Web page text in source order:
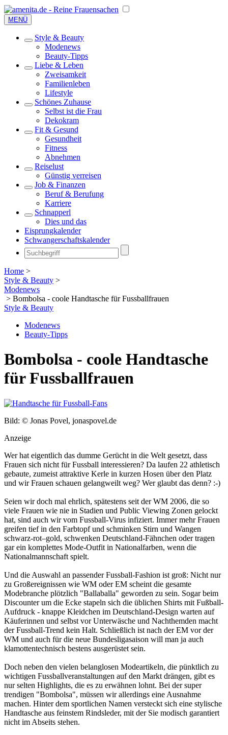
MENÜ
Style & Beauty
Modenews
Beauty-Tipps
Liebe & Leben
Zweisamkeit
Familienleben
Lifestyle
Schönes Zuhause
Selbst ist die Frau
Dekokram
Fit & Gesund
Gesundheit
Fitness
Abnehmen
Reiselust
Günstig verreisen
Job & Finanzen
Beruf & Berufung
Karriere
Schnapperl
Dies und das
Eisprungkalender
Schwangerschaftskalender
Home >
Style & Beauty >
Modenews
> Bombolsa - coole Handtasche für Fussballfrauen
Style & Beauty
Modenews
Beauty-Tipps
Bombolsa - coole Handtasche
für Fussballfrauen
Bild: © Jonas Povel, jonaspovel.de
Anzeige
Wer hat eigentlich das dumme Gerücht in die Welt gesetzt, dass
Frauen sich nicht für Fussball interessieren? Da laufen 22 athletisch
gebaute, zumeist attraktive Kerle in kurzen Hosen über den Platz
und wir Frauen schauen gelangweilt weg? Wer glaubt das denn? :-)
Seien wir doch mal ehrlich, spätestens seit der WM 2006, die so
viele Frauen wie nie in Stadien und Public Viewing Zonen gelockt
hat, sind auch wir vom Fussball-Virus infiziert. Immer mehr Frauen
greifen tief in den Farbtopf und schminken Stirn und Wangen
schwarz-rot–gold, schwenken Deutschland-Fähnchen oder tragen
gar ein komplettes Mode-Outfit in Nationalfarben, wenn die
Nationalmannschaft spielt.
Und die Auswahl an passender Fussball-Fashion ist groß: Nicht nur
zu Großereignissen wie WM oder EM scheint die gesamte
Modebranche plötzlich "Ballaballa" geworden zu sein. Sogar beim
Discounter um die Ecke stapeln sich die üblichen Shirts mit Fußball-
Aufdruck - knappe Kleidchen im Deutschland-Design warten auf
Käuferinnen und selbst vor Unterwäsche und Nachthemden macht
der Fussball-Trend kein Halt. Schließlich ist nach der EM vor der
WM und auch für die neue Bundesligasaison will man ja auch
klamottentechnisch bestens ausgerüstet sein.
Doch neben den vielen belanglosen Modeartikeln, die pünktlich zu
wichtigen Fussballveranstaltungen auf den Markt drängen, gibt es
nur selten Highlights, die es zu erwähnen lohnt. Bei der super
trendigen "Bombolsa", müssen wir allerdings eine Ausnahme
machen. Hinter dem sportlichen Namen versteckt sich eine stylische
Handtasche aus feinstem Rindsleder, mit der Sie modisch garantiert
nicht im Abseits stehen.